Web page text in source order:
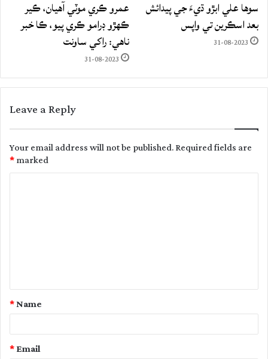
سوها علي ابڙو ڌيءَ جي پيدائش
بعد اسڪرين تي واپس
31-08-2023
عمرو ڪري موٽي آهيان، ڪير
ڪهڙو ڊرامو ڪري پيو، ڪا خبر
ناهي: راکي ساونت
31-08-2023
Leave a Reply
Your email address will not be published.Required fields are
marked
*
t
Name
*
Email
*